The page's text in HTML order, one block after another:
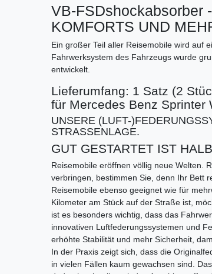
VB-FSDshockabsorber
KOMFORTS UND
Ein großer Teil aller Reisemobile wird auf
Fahrwerksystem des Fahrzeugs wurde
entwickelt.
Lieferumfang: 1 Satz (2
für Mercedes Benz Sprinter
UNSERE (LUFT-
STRASSENLAGE.
GUT GESTARTET IST
Reisemobile eröffnen völlig neue Welten.
verbringen, bestimmen Sie, denn Ihr Bett
Reisemobile ebenso geeignet wie für
Kilometer am Stück auf der Straße ist,
ist es besonders wichtig, dass das
innovativen Luftfederungssystemen und
erhöhte Stabilität und mehr Sicherheit,
In der Praxis zeigt sich, dass die
in vielen Fällen kaum gewachsen sind.